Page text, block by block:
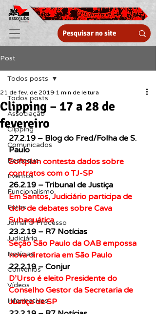
Post
Todos posts
Associação
Clipping
Comunicados
Destaque
Eventos
Funcionalismo
Fotos
Jornal O Processo
Judiciário
Notícias
Convênios
Vídeos
Informativos
Todos posts
Clipping – 17 a 28 de
fevereiro
21 de fev. de 2019 1 min de leitura
27.2.19 – Blog do Fred/Folha de S.
Paulo
Softplan contesta dados sobre
contratos com o TJ-SP
26.2.19 – Tribunal de Justiça
Em Santos, Judiciário participa de
ciclo de debates sobre Cava
Subaquática
23.2.19 – R7 Notícias
Seção São Paulo da OAB empossa
nova diretoria em São Paulo
22.2.19 – Conjur
D’Urso é eleito Presidente do
Conselho Gestor da Secretaria de
Justiça de SP